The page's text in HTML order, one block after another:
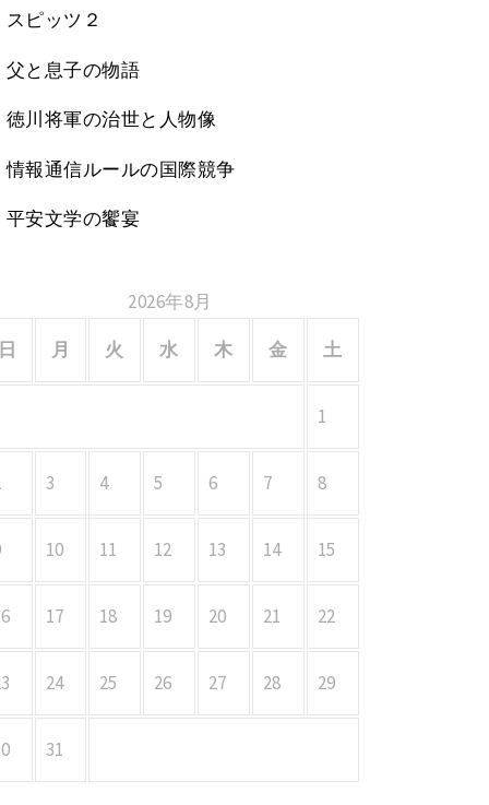
スピッツ２
父と息子の物語
徳川将軍の治世と人物像
情報通信ルールの国際競争
平安文学の饗宴
2026年8月
月 火 水 木 金 土
1
3 4 5 6 7 8
10 11 12 13 14 15
17 18 19 20 21 22
24 25 26 27 28 29
31